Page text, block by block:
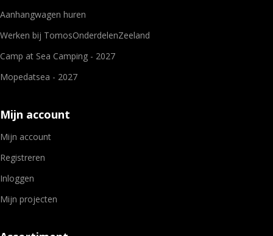
Aanhangwagen huren
Werken bij TomosOnderdelenZeeland
Camp at Sea Camping - 2027
Mopedatsea - 2027
Mijn account
Mijn account
Registreren
Inloggen
Mijn projecten